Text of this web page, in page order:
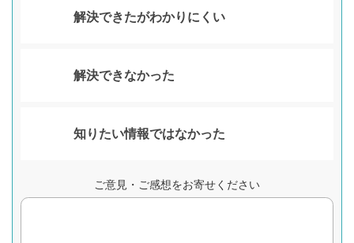
解決できたがわかりにくい
解決できなかった
知りたい情報ではなかった
ご意見・ご感想をお寄せください